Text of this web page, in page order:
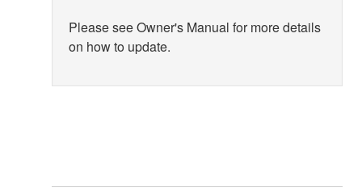
Please see Owner's Manual for more details
on how to update.